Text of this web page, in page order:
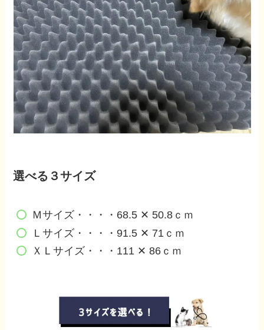
選べる３サイズ
Ｍサイズ・・・・68.5 ✕ 50.8ｃｍ
Ｌサイズ・・・・91.5 ✕ 71ｃｍ
ＸＬサイズ・・・111 ✕ 86ｃｍ